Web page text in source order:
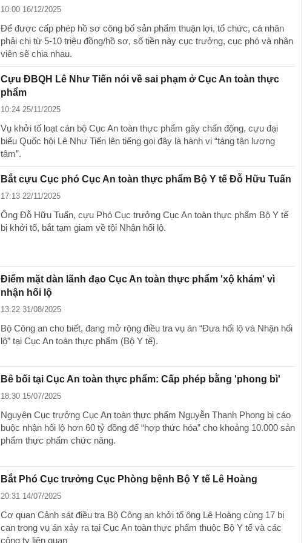
10:00 16/12/2025
Để được cấp phép hồ sơ công bố sản phẩm thuận lợi, tổ chức, cá nhân
phải chi từ 5-10 triệu đồng/hồ sơ, số tiền này cục trưởng, cục phó và nhân
viên sẽ chia nhau.
Cựu ĐBQH Lê Như Tiến nói về sai phạm ở Cục An toàn thực
phẩm
10:24 25/11/2025
Vụ khởi tố loạt cán bộ Cục An toàn thực phẩm gây chấn động, cựu đại
biểu Quốc hội Lê Như Tiến lên tiếng gọi đây là hành vi “táng tận lương
tâm”.
Bắt cựu Cục phó Cục An toàn thực phẩm Bộ Y tế Đỗ Hữu Tuấn
17:13 22/11/2025
Ông Đỗ Hữu Tuấn, cựu Phó Cục trưởng Cục An toàn thực phẩm Bộ Y tế
bị khởi tố, bắt tạm giam về tội Nhận hối lộ.
Điểm mặt dàn lãnh đạo Cục An toàn thực phẩm 'xộ khám' vì
nhận hối lộ
13:22 31/08/2025
Bộ Công an cho biết, đang mở rộng điều tra vụ án “Đưa hối lộ và Nhận hối
lộ” tại Cục An toàn thực phẩm (Bộ Y tế).
Bê bối tại Cục An toàn thực phẩm: Cấp phép bằng 'phong bì'
18:30 15/07/2025
Nguyên Cục trưởng Cục An toàn thực phẩm Nguyễn Thanh Phong bị cáo
buộc nhận hối lộ hơn 60 tỷ đồng để “hợp thức hóa” cho khoảng 10.000 sản
phẩm thực phẩm chức năng.
Bắt Phó Cục trưởng Cục Phòng bệnh Bộ Y tế Lê Hoàng
20:31 14/07/2025
Cơ quan Cảnh sát điều tra Bộ Công an khởi tố ông Lê Hoàng cùng 17 bị
can trong vụ án xảy ra tại Cục An toàn thực phẩm thuộc Bộ Y tế và các
công ty liên quan